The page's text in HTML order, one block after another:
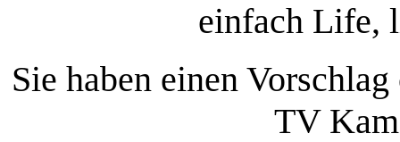
einfach Life,
Sie haben einen
TV